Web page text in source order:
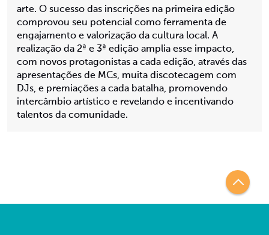
arte. O sucesso das inscrições na primeira edição
comprovou seu potencial como ferramenta de
engajamento e valorização da cultura local. A
realização da 2ª e 3ª edição amplia esse impacto,
com novos protagonistas a cada edição, através das
apresentações de MCs, muita discotecagem com
DJs, e premiações a cada batalha, promovendo
intercâmbio artístico e revelando e incentivando
talentos da comunidade.